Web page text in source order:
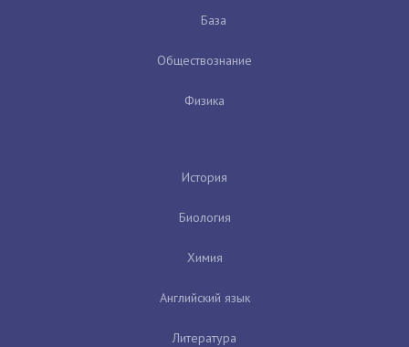
База
Обществознание
Физика
История
Биология
Химия
Английский язык
Литература